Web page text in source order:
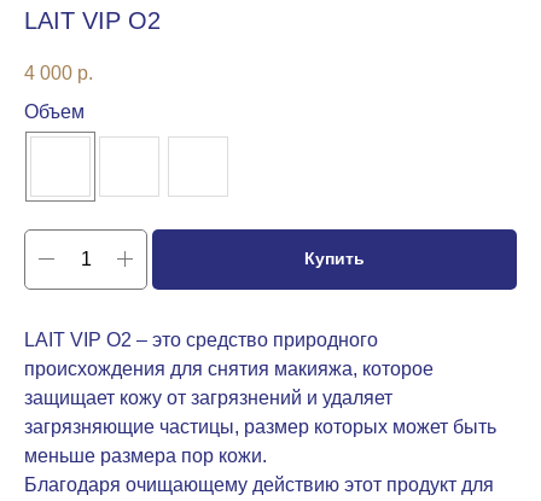
LAIT VIP O2
4 000 р.
Объем
Купить
LAIT VIP O2 – это средство природного
происхождения для снятия макияжа, которое
защищает кожу от загрязнений и удаляет
загрязняющие частицы, размер которых может быть
меньше размера пор кожи.
Благодаря очищающему действию этот продукт для